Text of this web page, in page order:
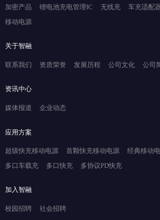
加密产品 锂电池充电管理IC 无线充 车充适配
移动电源
关于智融
联系我们 资质荣誉 发展历程 公司文化 公司
资讯中心
媒体报道 企业动态
应用方案
超级快充移动电源 首颗快充移动电源 经典移动
多口车载充 多口快充 多协议PD快充
加入智融
校园招聘 社会招聘